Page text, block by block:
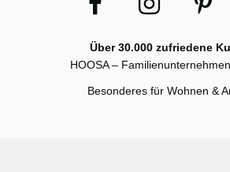
Über 30.000 zufriedene
HOOSA –
Besonderes für Wohnen &